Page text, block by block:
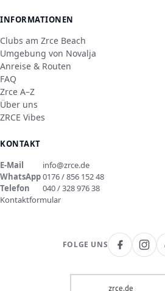
INFORMATIONEN
Clubs am Zrce Beach
Umgebung von Novalja
Anreise & Routen
FAQ
Zrce A–Z
Über uns
ZRCE Vibes
KONTAKT
E-Mail
info@zrce.de
WhatsApp0176 / 856 152 48
Telefon
040 / 328 976 38
Kontaktformular
FOLGE UNS